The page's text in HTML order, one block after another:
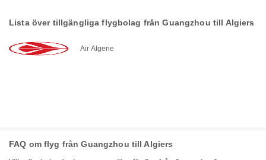
Lista över tillgängliga flygbolag från Guangzhou till Algiers
Air Algerie
FAQ om flyg från Guangzhou till Algiers